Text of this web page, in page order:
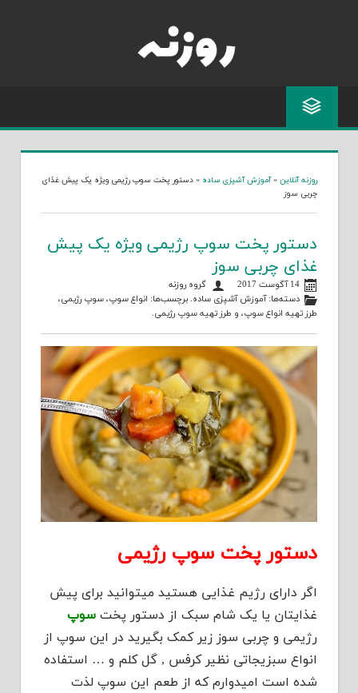
روزنه آنلاین »آموزش آشپزی ساده » دستور پخت سوپ رژیمی ویژه یک پیش غذای
چربی سوز
دستور پخت سوپ رژیمی ویژه یک پیش
غذای چربی سوز
14 آگوست 2017
گروه روزنه
دسته‌ها:آموزش آشپزی ساده. برچسب‌ها: انواع سوپ،سوپ رژیمی،
طرز تهیه انواع سوپ، و طرز تهیه سوپ رژیمی.
دستور پخت سوپ رژیمی
اگر دارای رژیم غذایی هستید میتوانید برای پیش
غذایتان یا یک شام سبک از دستور پخت سوپ
رژیمی و چربی سوز زیر کمک بگیرید در این سوپ از
انواع سبزیجاتی نظیر کرفس , گل کلم و … استفاده
شده است امیدوارم که از طعم این سوپ لذت